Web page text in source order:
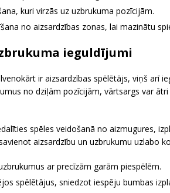
kuri virzās uz uzbrukuma pozīcijām.
no aizsardzības zonas, lai mazinātu
ieguldījumi
ir aizsardzības spēlētājs, viņš arī
no dziļām pozīcijām, vārtsargs var
spēles veidošanā no aizmugures,
aizsardzību un uzbrukumu uzlabo
ar precīzām garām piespēlēm.
spēlētājus, sniedzot iespēju bumbas